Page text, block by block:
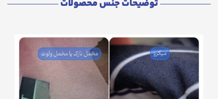
توضیحات جنس محصولات